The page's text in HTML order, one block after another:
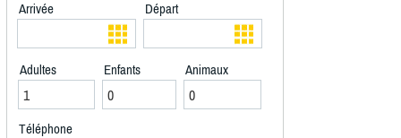
Arrivée Départ
Adultes Enfants Animaux
Téléphone